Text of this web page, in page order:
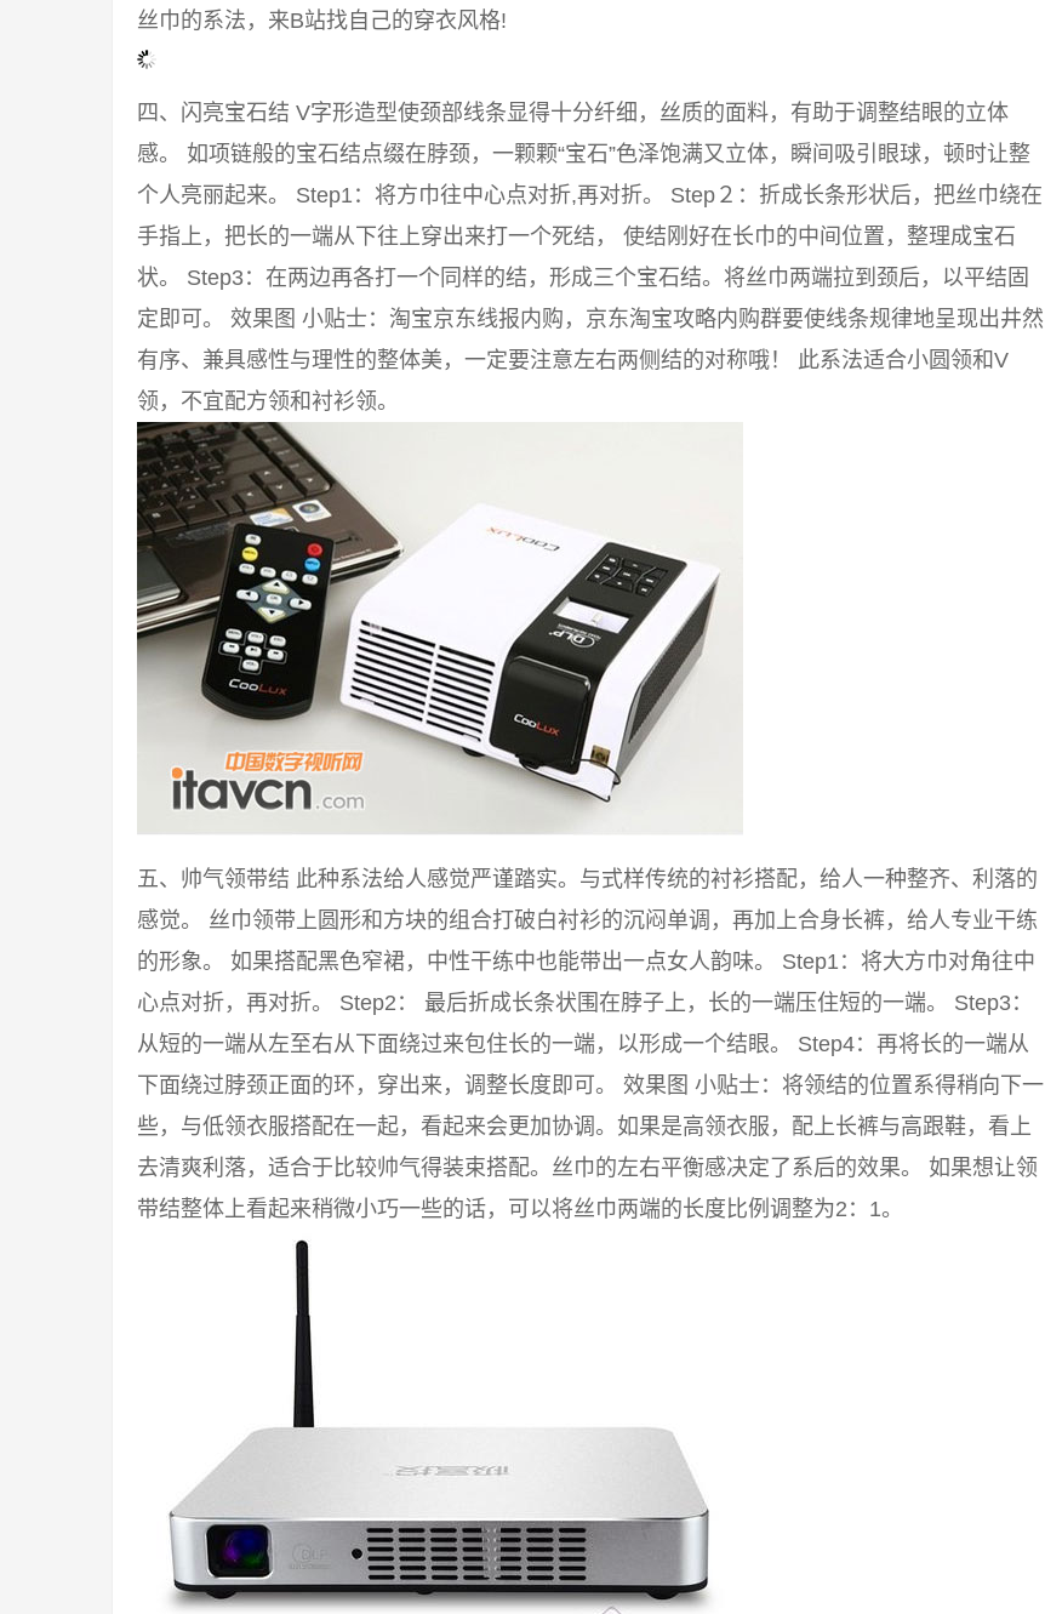
丝巾的系法，来B站找自己的穿衣风格!
四、闪亮宝石结 V字形造型使颈部线条显得十分纤细，丝质的面料，有助于调整结眼的立体
感。 如项链般的宝石结点缀在脖颈，一颗颗“宝石”色泽饱满又立体，瞬间吸引眼球，顿时让整
个人亮丽起来。 Step1：将方巾往中心点对折,再对折。 Step２：折成长条形状后，把丝巾绕在
手指上，把长的一端从下往上穿出来打一个死结， 使结刚好在长巾的中间位置，整理成宝石
状。 Step3：在两边再各打一个同样的结，形成三个宝石结。将丝巾两端拉到颈后，以平结固
定即可。 效果图 小贴士：淘宝京东线报内购，京东淘宝攻略内购群要使线条规律地呈现出井然
有序、兼具感性与理性的整体美，一定要注意左右两侧结的对称哦！ 此系法适合小圆领和V
领，不宜配方领和衬衫领。
五、帅气领带结 此种系法给人感觉严谨踏实。与式样传统的衬衫搭配，给人一种整齐、利落的
感觉。 丝巾领带上圆形和方块的组合打破白衬衫的沉闷单调，再加上合身长裤，给人专业干练
的形象。 如果搭配黑色窄裙，中性干练中也能带出一点女人韵味。 Step1：将大方巾对角往中
心点对折，再对折。 Step2： 最后折成长条状围在脖子上，长的一端压住短的一端。 Step3：
从短的一端从左至右从下面绕过来包住长的一端，以形成一个结眼。 Step4：再将长的一端从
下面绕过脖颈正面的环，穿出来，调整长度即可。 效果图 小贴士：将领结的位置系得稍向下一
些，与低领衣服搭配在一起，看起来会更加协调。如果是高领衣服，配上长裤与高跟鞋，看上
去清爽利落，适合于比较帅气得装束搭配。丝巾的左右平衡感决定了系后的效果。 如果想让领
带结整体上看起来稍微小巧一些的话，可以将丝巾两端的长度比例调整为2：1。